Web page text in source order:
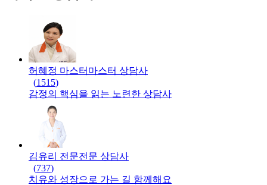
허혜정 마스터 마스터 상담사
(1515)
감정의 핵심을 읽는 노련한 상담사
김유리 전문전문 상담사
(737)
치유와 성장으로 가는 길 함께해요